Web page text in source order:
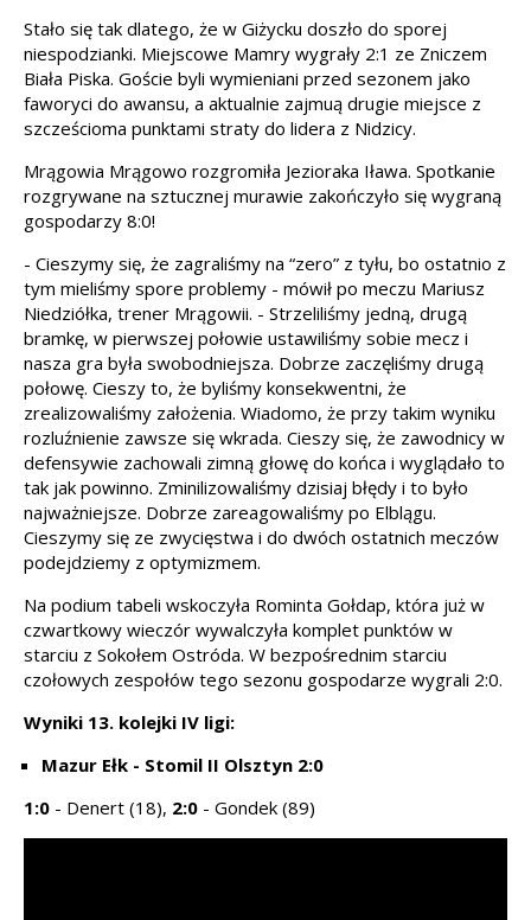
Stało się tak dlatego, że w Giżycku doszło do sporej
niespodzianki. Miejscowe Mamry wygrały 2:1 ze Zniczem
Biała Piska. Goście byli wymieniani przed sezonem jako
faworyci do awansu, a aktualnie zajmuą drugie miejsce z
szcześcioma punktami straty do lidera z Nidzicy.
Mrągowia Mrągowo rozgromiła Jezioraka Iława. Spotkanie
rozgrywane na sztucznej murawie zakończyło się wygraną
gospodarzy 8:0!
- Cieszymy się, że zagraliśmy na “zero” z tyłu, bo ostatnio z
tym mieliśmy spore problemy - mówił po meczu Mariusz
Niedziółka, trener Mrągowii. - Strzeliliśmy jedną, drugą
bramkę, w pierwszej połowie ustawiliśmy sobie mecz i
nasza gra była swobodniejsza. Dobrze zaczęliśmy drugą
połowę. Cieszy to, że byliśmy konsekwentni, że
zrealizowaliśmy założenia. Wiadomo, że przy takim wyniku
rozluźnienie zawsze się wkrada. Cieszy się, że zawodnicy w
defensywie zachowali zimną głowę do końca i wyglądało to
tak jak powinno. Zminilizowaliśmy dzisiaj błędy i to było
najważniejsze. Dobrze zareagowaliśmy po Elblągu.
Cieszymy się ze zwycięstwa i do dwóch ostatnich meczów
podejdziemy z optymizmem.
Na podium tabeli wskoczyła Rominta Gołdap, która już w
czwartkowy wieczór wywalczyła komplet punktów w
starciu z Sokołem Ostróda. W bezpośrednim starciu
czołowych zespołów tego sezonu gospodarze wygrali 2:0.
Wyniki 13. kolejki IV ligi:
Mazur Ełk - Stomil II Olsztyn 2:0
1:0 - Denert (18), 2:0 - Gondek (89)